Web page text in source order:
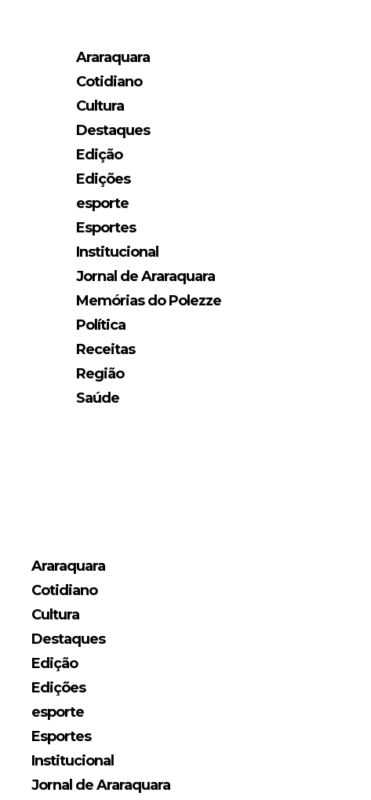
Araraquara
Cotidiano
Cultura
Destaques
Edição
Edições
esporte
Esportes
Institucional
Jornal de Araraquara
Memórias do Polezze
Política
Receitas
Região
Saúde
Araraquara
Cotidiano
Cultura
Destaques
Edição
Edições
esporte
Esportes
Institucional
Jornal de Araraquara